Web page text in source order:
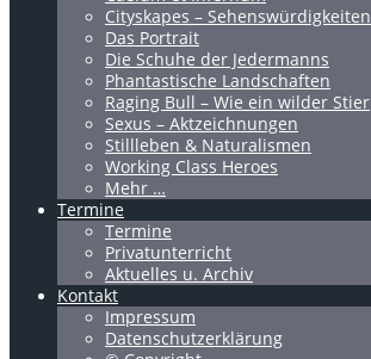
Cityskapes – Sehenswürdigkeiten
Das Portrait
Die Schuhe der Jedermanns
Phantastische Landschaften
Raging Bull – Wie ein wilder Stier
Sexus – Aktzeichnungen
Stillleben & Naturalismen
Working Class Heroes
Mehr …
Termine
Termine
Privatunterricht
Aktuelles u. Archiv
Kontakt
Impressum
Datenschutzerklärung